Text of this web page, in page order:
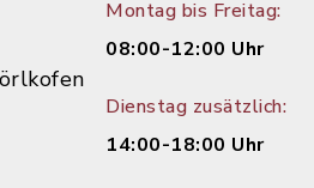
Montag bis Freitag:
08:00-12:00 Uhr
Dienstag zusätzlich:
14:00-18:00 Uhr